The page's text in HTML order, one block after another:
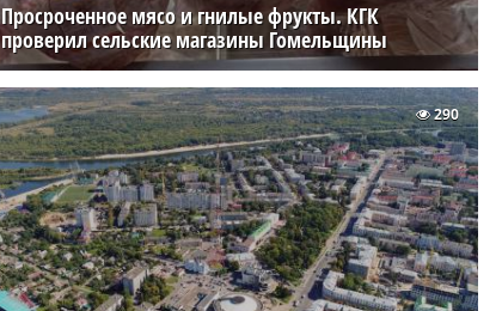
Просроченное мясо и гнилые фрукты. КГК
проверил сельские магазины Гомельщины
290